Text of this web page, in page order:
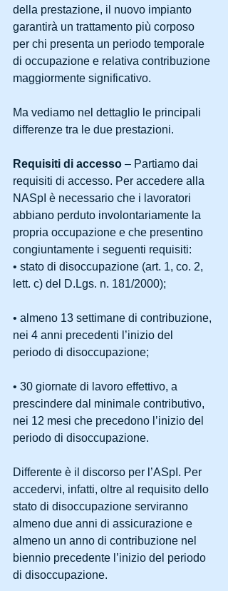
della prestazione, il nuovo impianto
garantirà un trattamento più corposo
per chi presenta un periodo temporale
di occupazione e relativa contribuzione
maggiormente significativo.
Ma vediamo nel dettaglio le principali
differenze tra le due prestazioni.
Requisiti di accesso – Partiamo dai
requisiti di accesso. Per accedere alla
NASpI è necessario che i lavoratori
abbiano perduto involontariamente la
propria occupazione e che presentino
congiuntamente i seguenti requisiti:
• stato di disoccupazione (art. 1, co. 2,
lett. c) del D.Lgs. n. 181/2000);
• almeno 13 settimane di contribuzione,
nei 4 anni precedenti l’inizio del
periodo di disoccupazione;
• 30 giornate di lavoro effettivo, a
prescindere dal minimale contributivo,
nei 12 mesi che precedono l’inizio del
periodo di disoccupazione.
Differente è il discorso per l’ASpI. Per
accedervi, infatti, oltre al requisito dello
stato di disoccupazione serviranno
almeno due anni di assicurazione e
almeno un anno di contribuzione nel
biennio precedente l’inizio del periodo
di disoccupazione.